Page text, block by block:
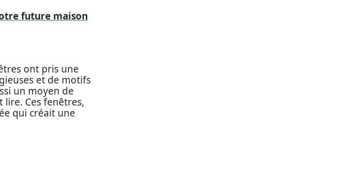
future maison
ont pris une
et de motifs
un moyen de
Ces fenêtres,
qui créait une